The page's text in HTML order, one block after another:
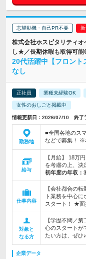
志望動機・自己PR不要
株式会社ホスピタリティ
し★／長期休暇も取得可
20代活躍中【フロント
なし
正社員 業種未経験OK
女性のおしごと掲載中
情報更新日：2026/07/10 終了
勤務地
■全国各地のス
などで募集！ ※
給与
【月給】 18万
を考慮の上、
初年度の年収：
仕事内容
【会社都合の
ト業務を中心
スタート！ ★面
対象と
なる方
【学歴不問／
心のスタートが
たい方は、ぜひ♪
企業データ